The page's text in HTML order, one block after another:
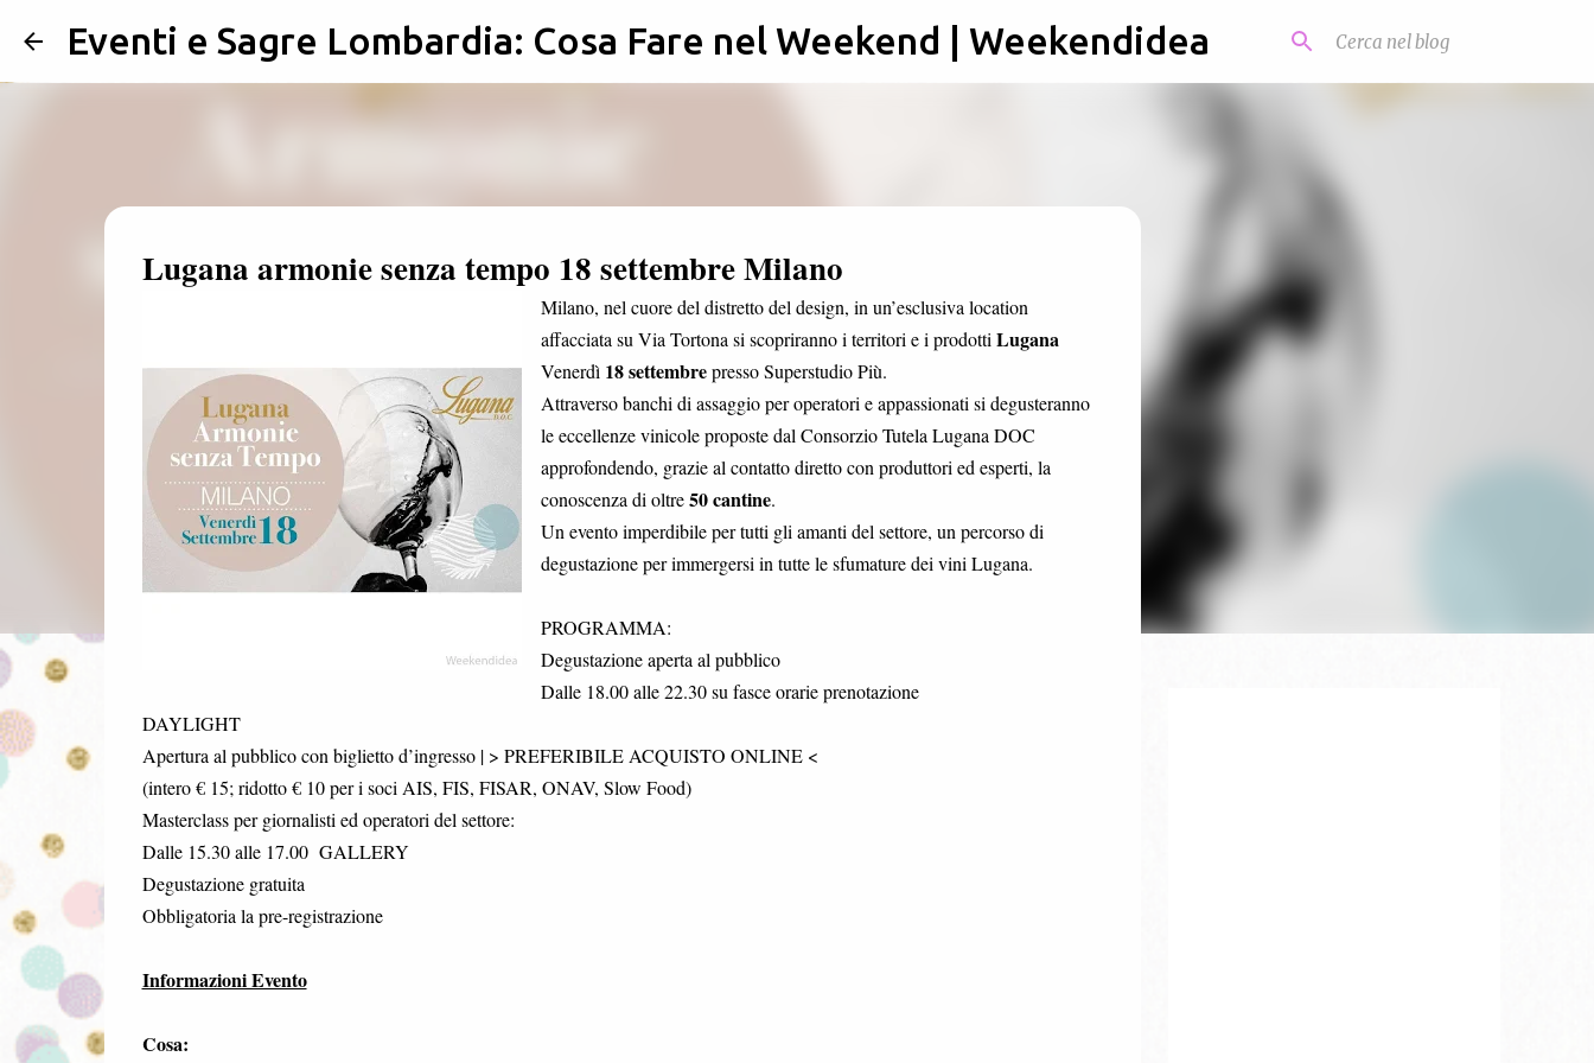
Passa ai contenuti principali
Eventi e Sagre Lombardia: Cosa Fare nel Weekend | Weekendidea
Lugana armonie senza tempo 18 settembre Milano
Milano, nel cuore del distretto del design, in un’esclusiva location
affacciata su Via Tortona si scopriranno i territori e i prodotti Lugana
Venerdì 18 settembrepresso Superstudio Più.
Attraverso banchi di assaggio per operatori e appassionati si degusteranno
le eccellenze vinicole proposte dal Consorzio Tutela Lugana DOC
approfondendo, grazie al contatto diretto con produttori ed esperti, la
conoscenza di oltre50 cantine.
Un evento imperdibile per tutti gli amanti del settore, un percorso di
degustazione per immergersi in tutte le sfumature dei vini Lugana.
PROGRAMMA:
Degustazione aperta al pubblico
Dalle 18.00 alle 22.30 su fasce orarie prenotazione
DAYLIGHT
Apertura al pubblico con biglietto d’ingresso | > PREFERIBILE ACQUISTO ONLINE <
(intero € 15; ridotto € 10 per i soci AIS, FIS, FISAR, ONAV, Slow Food)
Masterclass per giornalisti ed operatori del settore:
Dalle 15.30 alle 17.00 GALLERY
Degustazione gratuita
Obbligatoria la pre-registrazione
Informazioni Evento
Cosa: